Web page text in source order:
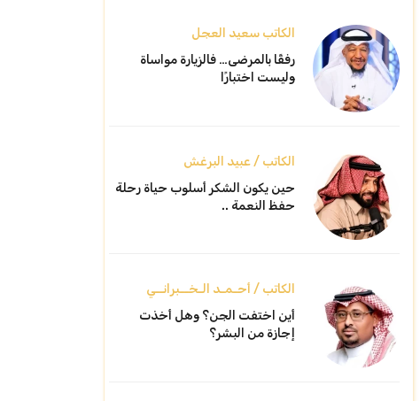
الكاتب سعيد العجل
رفقًا بالمرضى… فالزيارة مواساة
وليست اختبارًا
الكاتب / عبيد البرغش
حين يكون الشكر أسلوب حياة رحلة
حفظ النعمة ..
الكاتب / أحـمـد الـخــبرانــي
أين اختفت الجن؟ وهل أخذت
إجازة من البشر؟